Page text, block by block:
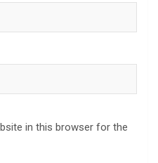
in this browser for the